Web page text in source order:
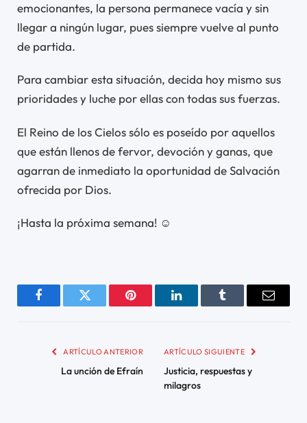
emocionantes, la persona permanece vacía y sin
llegar a ningún lugar, pues siempre vuelve al punto
de partida.
Para cambiar esta situación, decida hoy mismo sus
prioridades y luche por ellas con todas sus fuerzas.
El Reino de los Cielos sólo es poseído por aquellos
que están llenos de fervor, devoción y ganas, que
agarran de inmediato la oportunidad de Salvación
ofrecida por Dios.
¡Hasta la próxima semana! ☺
FacebookTwitter Pinterest LinkedInTumblr Email
ARTÍCULO ANTERIOR
La unción de Efraín
ARTÍCULO SIGUIENTE
Justicia, respuestas y
milagros